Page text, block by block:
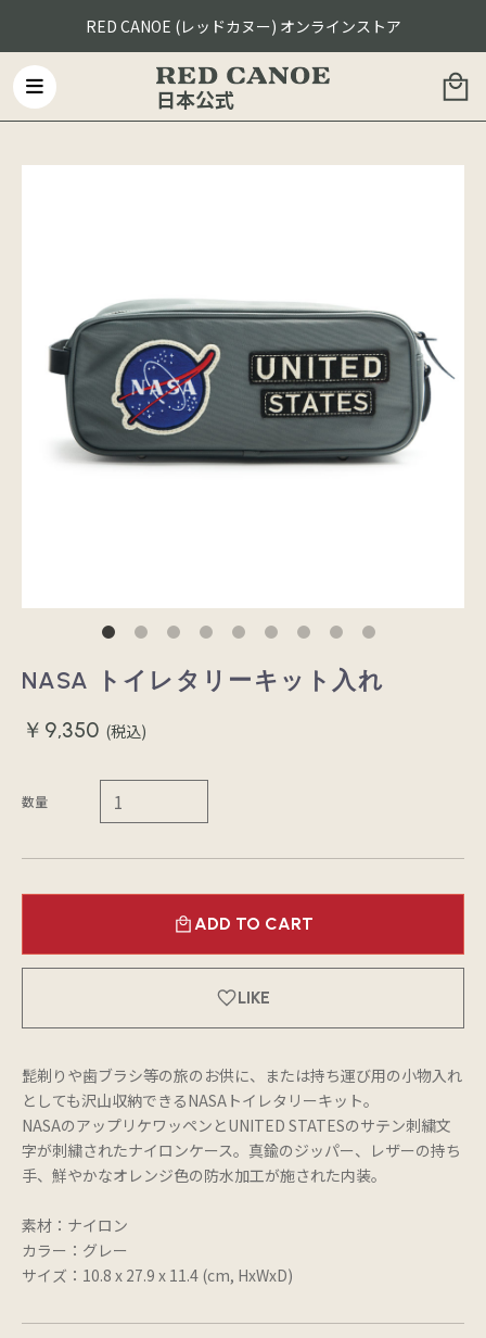
RED CANOE (レッドカヌー) オンラインストア
日本公式
NASA トイレタリーキット入れ
￥9,350 (税込)
数量
ADD TO CART
LIKE
髭剃りや歯ブラシ等の旅のお供に、または持ち運び用の小物入れ
としても沢山収納できるNASAトイレタリーキット。
NASAのアップリケワッペンとUNITED STATESのサテン刺繍文
字が刺繍されたナイロンケース。真鍮のジッパー、レザーの持ち
手、鮮やかなオレンジ色の防水加工が施された内装。
素材：ナイロン
カラー：グレー
サイズ：10.8 x 27.9 x 11.4 (cm, HxWxD)